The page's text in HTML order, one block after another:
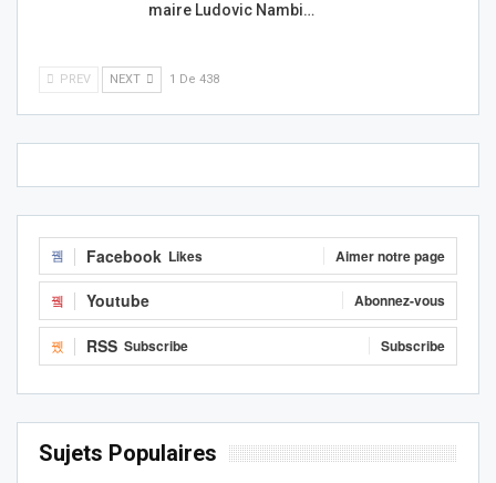
maire Ludovic Nambi…
PREV NEXT 1 De 438
Facebook Likes Aimer notre page
Youtube Abonnez-vous
RSS Subscribe Subscribe
Sujets Populaires